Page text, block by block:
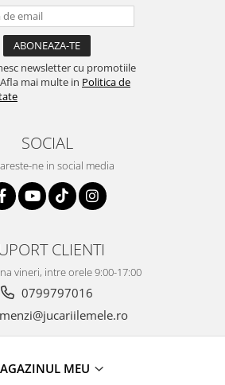
newsletter cu promotiile
mai multe in Politica de
SOCIAL
ne in social media
CLIENTI
vineri, intre orele 9:00-17:00
0799797016
MEU